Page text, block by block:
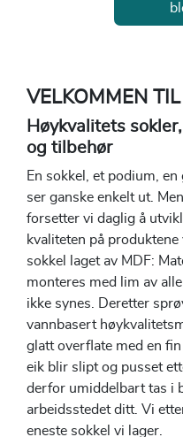
VELKOMMEN
Høykvalitets
og tilbehør
En sokkel, et podium, en
ser ganske enkelt ut.
forsetter vi daglig å
kvaliteten på produktene
sokkel laget av MDF:
monteres med lim av
ikke synes. Deretter
vannbasert
glatt overflate med en
eik blir slipt og pusset
derfor umiddelbart tas i
arbeidsstedet ditt. Vi
eneste sokkel vi lager.